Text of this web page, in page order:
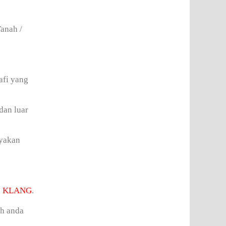
/
yang
luar
KLANG.
anda